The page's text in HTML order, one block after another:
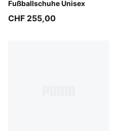
Fußballschuhe Unisex
CHF 255,00